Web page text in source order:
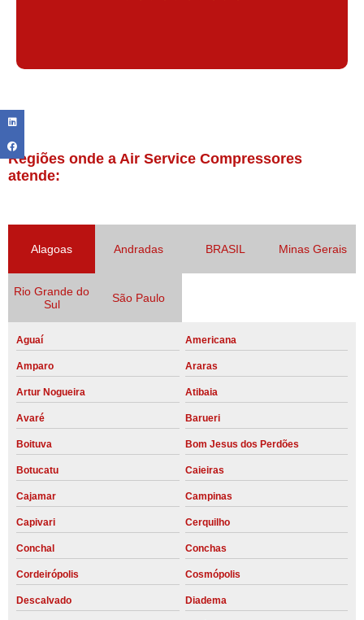
Regiões onde a Air Service Compressores
atende:
Alagoas Andradas BRASIL Minas Gerais
Rio Grande do
Sul
São Paulo
Aguaí Americana
Amparo Araras
Artur Nogueira Atibaia
Avaré Barueri
Boituva Bom Jesus dos Perdões
Botucatu Caieiras
Cajamar Campinas
Capivari Cerquilho
Conchal Conchas
Cordeirópolis Cosmópolis
Descalvado Diadema